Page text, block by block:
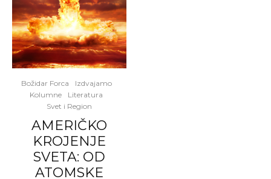
Božidar Forca
Izdvajamo
Kolumne
Literatura
Svet i Region
AMERIČKO
KROJENJE
SVETA: OD
ATOMSKE